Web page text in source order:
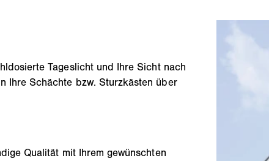
Tageslicht und Ihre Sicht nach
Ihre Schächte bzw. Sturzkästen über
Qualität mit Ihrem gewünschten